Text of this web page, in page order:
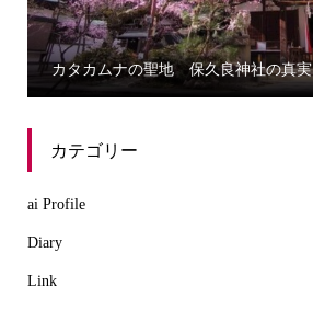
カタカムナの聖地 保久良神社の真実
カテゴリー
ai Profile
Diary
Link